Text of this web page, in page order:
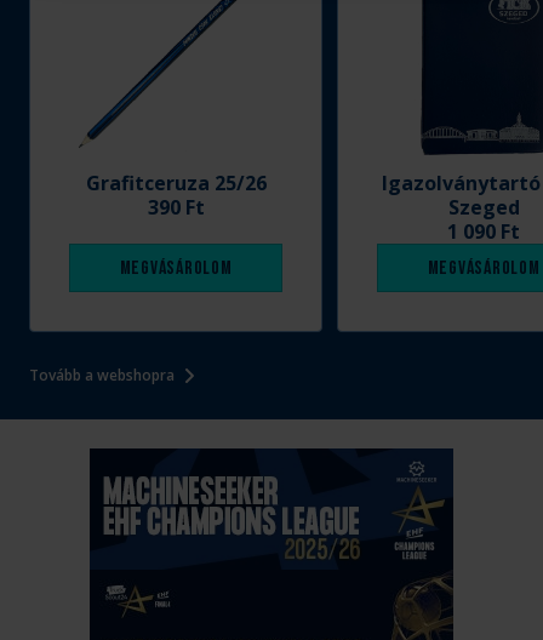
Tovább a webshopra
Grafitceruza 25/26
390 Ft
Megvásárolom
Szeged
1 090 Ft
Megvásárolom